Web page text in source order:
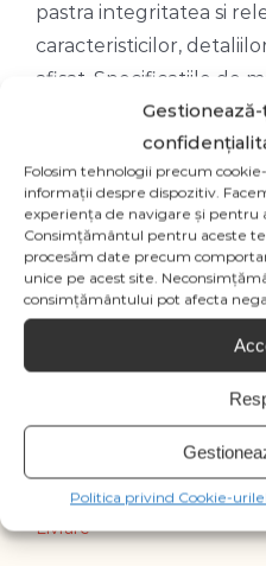
Folosim tehnologii precum
informații despre dispozitiv.
experiența de navigare și pentru
Consimțământul pentru aceste
procesăm date precum
unice pe acest site.
consimțământului pot afecta
Politica privind Cookie-urile
pastra integritatea si
caracteristicilor,
afisat. Specificatiile de
pretul sunt
informativ si pot fi
producator fara
operare.
Intrebari Frecvente
Livrare